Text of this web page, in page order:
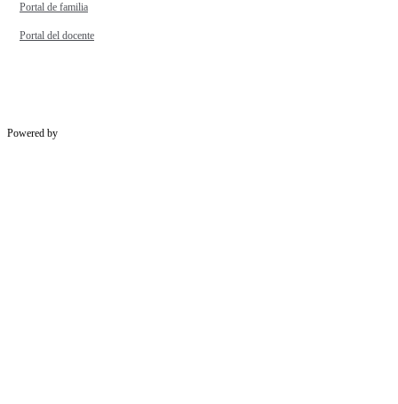
Portal de familia
Portal del docente
Powered by